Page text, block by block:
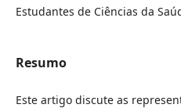
Estudantes de Ciências da
Resumo
Este artigo discute as